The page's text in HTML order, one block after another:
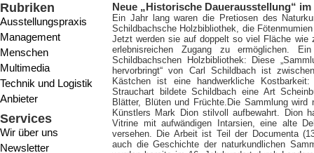
Rubriken
Ausstellungspraxis
Management
Menschen
Multimedia
Technik und Logistik
Anbieter
Services
Wir über uns
Newsletter
Neue „Historische Dauerausstellung“
Ein Jahr lang waren die Pretiosen des
Schildbachsche Holzbibliothek, die
Jetzt werden sie auf doppelt so viel Fläche wie
erlebnisreichen Zugang zu ermöglichen.
Schildbachschen Holzbibliothek: Diese
hervorbringt“ von Carl Schildbach ist
Kästchen ist eine handwerkliche
Strauchart bildete Schildbach eine Art
Blätter, Blüten und Früchte.Die Sammlung
Künstlers Mark Dion stilvoll aufbewahrt. Dion
Vitrine mit aufwändigen Intarsien, eine alte
versehen. Die Arbeit ist Teil der Documenta
auch die Geschichte der naturkundlichen